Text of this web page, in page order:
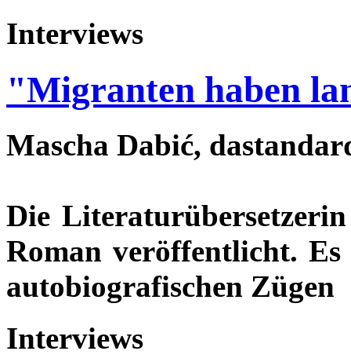
Interviews
"Migranten haben
Mascha Dabić,
Die
Roman veröffentlicht.
autobiografischen Zügen
Interviews